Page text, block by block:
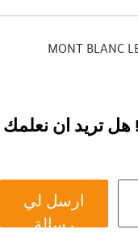
MONT BLANC
هل تريد ان نعلمك
ارسل لي
رسالة